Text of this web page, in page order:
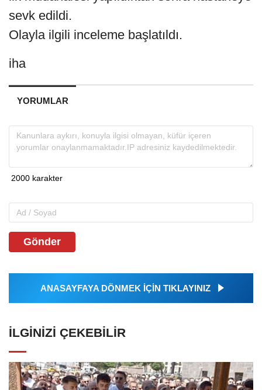
sevk edildi.
Olayla ilgili inceleme başlatıldı.
iha
YORUMLAR
Gönder
ANASAYFAYA DÖNMEK İÇİN TIKLAYINIZ
İLGINIZI ÇEKEBILIR